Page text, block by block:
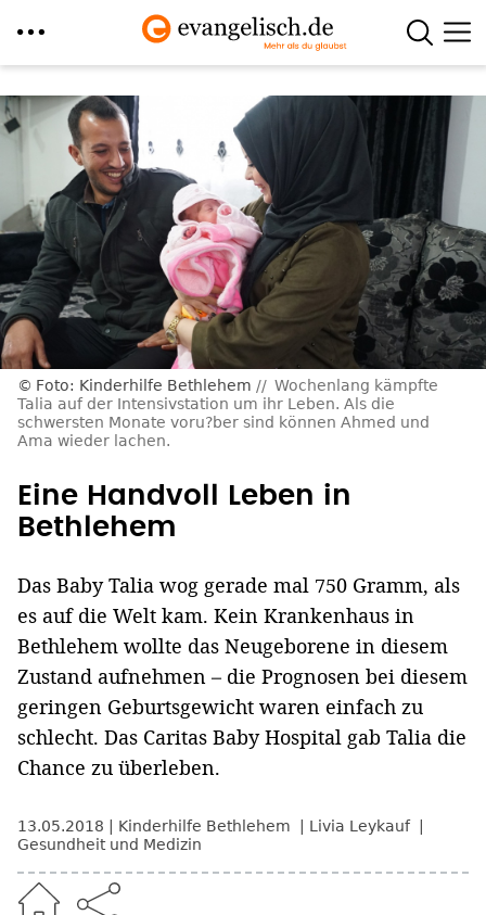
zum
Inhalt
Foto: Kinderhilfe Bethlehem
Wochenlang kämpfte
Talia auf der Intensivstation um ihr Leben. Als die
schwersten Monate voru?ber sind können Ahmed und
Ama wieder lachen.
Eine Handvoll Leben in
Bethlehem
Das Baby Talia wog gerade mal 750 Gramm, als
es auf die Welt kam. Kein Krankenhaus in
Bethlehem wollte das Neugeborene in diesem
Zustand aufnehmen – die Prognosen bei diesem
geringen Geburtsgewicht waren einfach zu
schlecht. Das Caritas Baby Hospital gab Talia die
Chance zu überleben.
13.05.2018 Kinderhilfe Bethlehem
Livia Leykauf
Gesundheit und Medizin